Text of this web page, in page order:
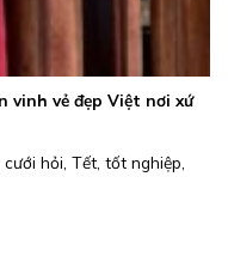
vinh vẻ đẹp Việt nơi xứ
hỏi, Tết, tốt nghiệp,